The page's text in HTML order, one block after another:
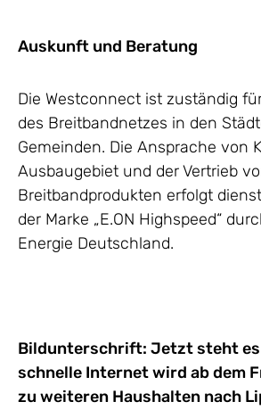
Auskunft und Beratung
Die Westconnect ist zuständig
des Breitbandnetzes in den
Gemeinden. Die Ansprache von
Ausbaugebiet und der Vertrieb
Breitbandprodukten erfolgt
der Marke „E.ON Highspeed“
Energie Deutschland.
Bildunterschrift: Jetzt steht es
schnelle Internet wird ab dem
zu weiteren Haushalten nach